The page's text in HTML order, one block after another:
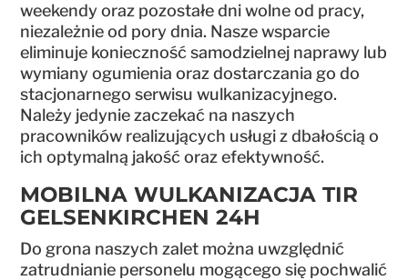
weekendy oraz pozostałe dni wolne od pracy,
niezależnie od pory dnia. Nasze wsparcie
eliminuje konieczność samodzielnej naprawy lub
wymiany ogumienia oraz dostarczania go do
stacjonarnego serwisu wulkanizacyjnego.
Należy jedynie zaczekać na naszych
pracowników realizujących usługi z dbałością o
ich optymalną jakość oraz efektywność.
MOBILNA WULKANIZACJA TIR
GELSENKIRCHEN 24H
Do grona naszych zalet można uwzględnić
zatrudnianie personelu mogącego się pochwalić